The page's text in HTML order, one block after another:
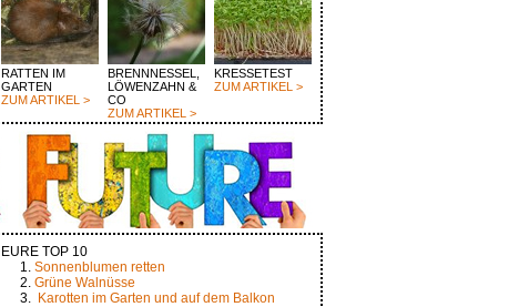
RATTEN IM
GARTEN
ZUM ARTIKEL >
BRENNNESSEL,
LÖWENZAHN &
CO
ZUM ARTIKEL >
KRESSETEST
ZUM ARTIKEL >
EURE TOP 10
Sonnenblumen retten
Grüne Walnüsse
Karotten im Garten und auf dem Balkon